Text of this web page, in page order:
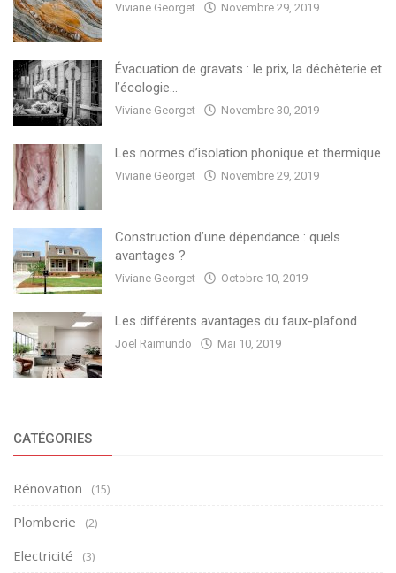
Viviane Georget Novembre 29, 2019
Évacuation de gravats : le prix, la déchèterie et
l’écologie...
Viviane Georget Novembre 30, 2019
Les normes d’isolation phonique et thermique
Viviane Georget Novembre 29, 2019
Construction d’une dépendance : quels
avantages ?
Viviane Georget Octobre 10, 2019
Les différents avantages du faux-plafond
Joel Raimundo Mai 10, 2019
CATÉGORIES
Rénovation (15)
Plomberie (2)
Electricité (3)